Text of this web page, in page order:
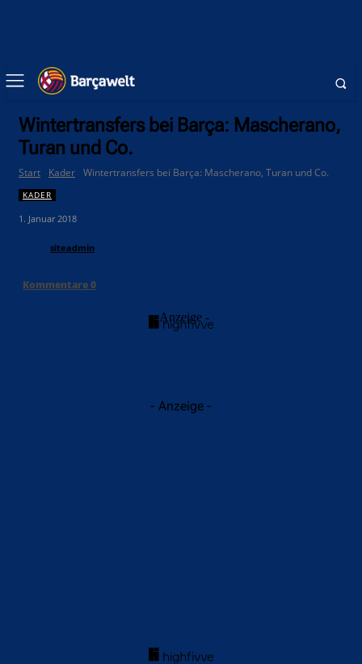
Wintertransfers bei Barça: Mascherano,
Turan und Co.
Start Kader Wintertransfers bei Barça: Mascherano, Turan und Co.
KADER
1. Januar 2018
siteadmin
Kommentare0
- Anzeige -
- Anzeige -